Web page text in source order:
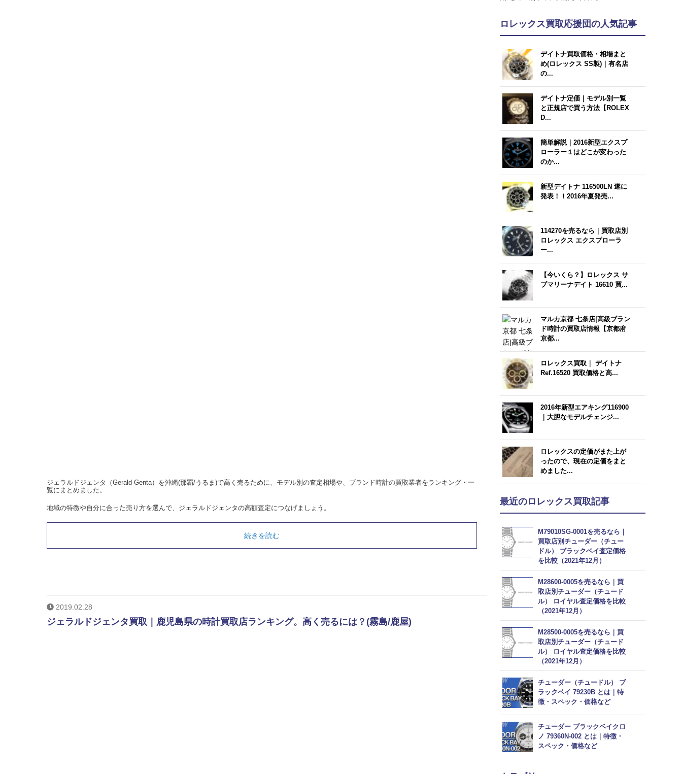
ジェラルドジェンタ（Gerald Genta）を沖縄(那覇/うるま)で高く売るために、モデル別の査定相場や、ブランド時計の買取業者をランキング・一
覧にまとめました。
地域の特徴や自分に合った売り方を選んで、ジェラルドジェンタの高額査定につなげましょう。
続きを読む
2019.02.28
ジェラルドジェンタ買取｜鹿児島県の時計買取店ランキング。高く売るには？(霧島/鹿屋)
ロレックス買取応援団の人気記事
デイトナ買取価格・相場まと
め(ロレックス SS製)｜有名店
の...
デイトナ定価｜モデル別一覧
と正規店で買う方法【ROLEX
D...
簡単解説｜2016新型エクスプ
ローラー１はどこが変わった
のか...
新型デイトナ 116500LN 遂に
発表！！2016年夏発売...
114270を売るなら｜買取店別
ロレックス エクスプローラ
ー...
【今いくら？】ロレックス サ
ブマリーナデイト 16610 買...
マルカ京都 七条店|高級ブラン
ド時計の買取店情報【京都府
京都...
ロレックス買取｜ デイトナ
Ref.16520 買取価格と高...
2016年新型エアキング116900
｜大胆なモデルチェンジ...
ロレックスの定価がまた上が
ったので、現在の定価をまと
めました...
最近のロレックス買取記事
M79010SG-0001を売るなら｜
買取店別チューダー（チュー
ドル） ブラックベイ査定価格
を比較（2021年12月）
M28600-0005を売るなら｜買
取店別チューダー（チュード
ル） ロイヤル査定価格を比較
（2021年12月）
M28500-0005を売るなら｜買
取店別チューダー（チュード
ル） ロイヤル査定価格を比較
（2021年12月）
チューダー（チュードル） ブ
ラックベイ 79230B とは｜特
徴・スペック・価格など
チューダー ブラックベイクロ
ノ 79360N-002 とは｜特徴・
スペック・価格など